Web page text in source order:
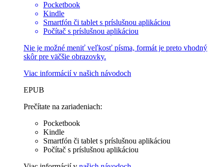
Pocketbook
Kindle
Smartfón či tablet s príslušnou aplikáciou
Počítač s príslušnou aplikáciou
Nie je možné meniť veľkosť písma, formát je preto vhodný
skôr pre väčšie obrazovky.
Viac informácií v našich návodoch
EPUB
Prečítate na zariadeniach:
Pocketbook
Kindle
Smartfón či tablet s príslušnou aplikáciou
Počítač s príslušnou aplikáciou